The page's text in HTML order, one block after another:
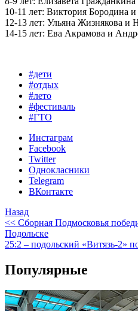
10-11 лет: Виктория Бородина
12-13 лет: Ульяна Жизнякова и
14-15 лет: Ева Акрамова и
#дети
#отдых
#лето
#фестиваль
#ГТО
Инстаграм
Facebook
Twitter
Однокласники
Telegram
ВКонтакте
Назад
<< Сборная Подмосковья
Подольске
25:2 – подольский «Витязь-2»
Популярные